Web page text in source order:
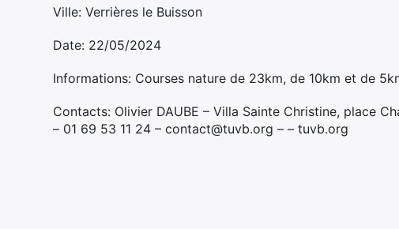
Ville: Verrières le Buisson
Date: 22/05/2024
Informations: Courses nature de 23km, de 10km et de
Contacts: Olivier DAUBE – Villa Sainte Christine, place
– 01 69 53 11 24 – contact@tuvb.org – – tuvb.org